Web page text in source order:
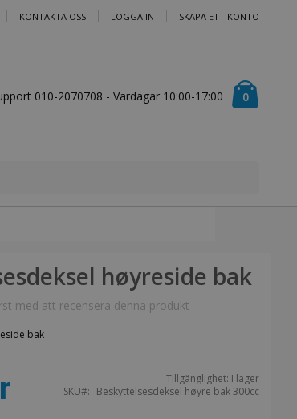
KONTAKTA OSS LOGGA IN SKAPA ETT KONTO
0artiklar
010-2070708 - Vardagar 10:00-17:00
høyreside bak
med att recensera denna produkt
bak
Tillgänglighet: I lager
SKU
Beskyttelsesdeksel høyre bak 300cc